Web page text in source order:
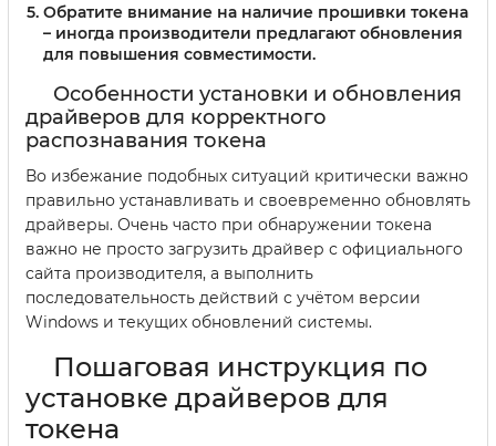
Обратите внимание на наличие прошивки токена
– иногда производители предлагают обновления
для повышения совместимости.
Особенности установки и обновления
драйверов для корректного
распознавания токена
Во избежание подобных ситуаций критически важно
правильно устанавливать и своевременно обновлять
драйверы. Очень часто при обнаружении токена
важно не просто загрузить драйвер с официального
сайта производителя, а выполнить
последовательность действий с учётом версии
Windows и текущих обновлений системы.
Пошаговая инструкция по
установке драйверов для
токена